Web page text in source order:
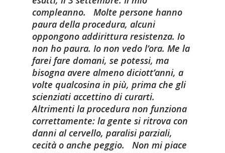
compleanno. Molte persone hanno
paura della procedura, alcuni
oppongono addirittura resistenza. Io
non ho paura. Io non vedo l’ora. Me la
farei fare domani, se potessi, ma
bisogna avere almeno diciott’anni, a
volte qualcosina in più, prima che gli
scienziati accettino di curarti.
Altrimenti la procedura non funziona
correttamente: la gente si ritrova con
danni al cervello, paralisi parziali,
cecità o anche peggio. Non mi piace